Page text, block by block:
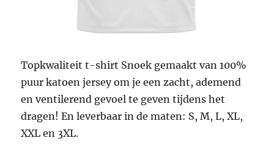
Topkwaliteit t-shirt Snoek gemaakt van 100%
puur katoen jersey om je een zacht, ademend
en ventilerend gevoel te geven tijdens het
dragen! En leverbaar in de maten: S, M, L, XL,
XXL en 3XL.